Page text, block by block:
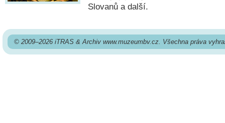
Slovanů a další.
© 2009–2026 iTRAS & Archiv www.muzeumbv.cz. Všechna práva